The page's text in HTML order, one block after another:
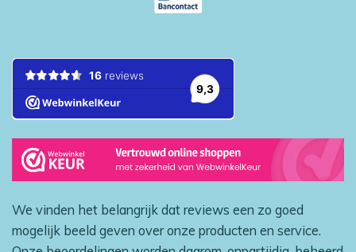
We vinden het belangrijk dat reviews een zo goed
mogelijk beeld geven over onze producten en service.